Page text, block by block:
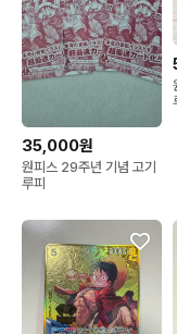
35,000원
원피스 29주년 기념 고기
루피